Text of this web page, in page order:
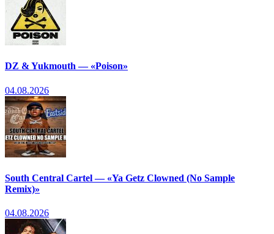
DZ & Yukmouth — «Poison»
04.08.2026
South Central Cartel — «Ya Getz Clowned (No Sample
Remix)»
04.08.2026